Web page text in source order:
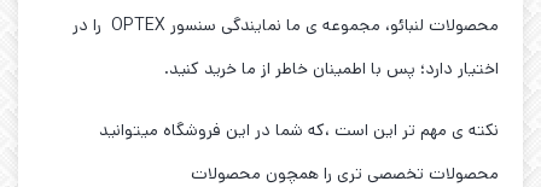
محصولات لنبائو، مجموعه ی ما نمایندگی سنسور OPTEX را در
اختیار دارد؛ پس با اطمینان خاطر از ما خرید کنید.
نکته ی مهم تر این است ،که شما در این فروشگاه میتوانید
محصولات تخصصی تری را همچون محصولات